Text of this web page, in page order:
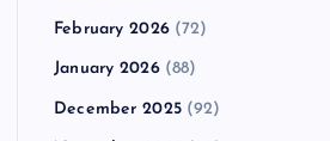
February 2026(72)
January 2026(88)
December 2025(92)